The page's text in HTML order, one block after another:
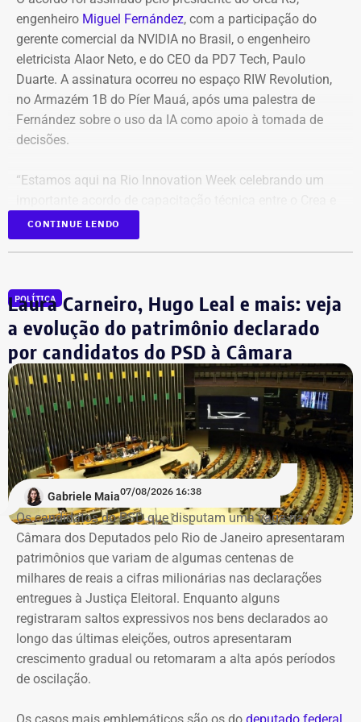
fortes ventos no Rio de Janeiro”, o clássico teve a
mudança de data para segunda (10) às 18 horas.
engenheiro Miguel Fernández, com a participação do
gerente comercial da NVIDIA no Brasil, o engenheiro
eletricista Alaor Neto, e do CEO da PD7 Tech, Paulo
Duarte. A assinatura ocorreu no espaço RIW Revolution,
no Armazém 1B do Píer Mauá, após uma palestra de
Fernández sobre o uso da IA como apoio à tomada de
decisões.
“Estamos aqui na Rio Innovation Week celebrando um
a NVIDIA, que é hoje a empresa de maior valor do mundo
e referência no desenvolvimento de tecnologia de
oferecendo cada vez mais serviços e maior qualidade aos
profissionais, tornando o Crea cada vez mais inteligente”,
ressaltou Fernández.
O presidente do Crea-RJ também destacou a atuação da
PD7 Tech na articulação da parceria.
“Ela é uma grande parceira para o desenvolvimento
tecnológico do nosso conselho e de todo o nosso setor —
engenharias, agronomia e geociências”, destacou.
O acordo foi aprovado pelo diretor da NVIDIA na América
Latina, Márcio Aguiar. A colaboração tecnológica não terá
custos para o CREA-RJ, que passará a receber consultoria
direta da empresa.
Entre as áreas previstas na parceria estão pesquisa
aplicada em Inteligência Artificial e IA Generativa,
sistemas de apoio à decisão técnica, visão
computacional e processamento de dados de sensores,
CONTINUE LENDO
POLÍTICA
Laura Carneiro, Hugo Leal e mais: veja
a evolução do patrimônio declarado
por candidatos do PSD à Câmara
Gabriele Maia07/08/2026 16:38
Os candidatos do PSD que disputam uma vaga na
Câmara dos Deputados pelo Rio de Janeiro apresentaram
patrimônios que variam de algumas centenas de
milhares de reais a cifras milionárias nas declarações
entregues à Justiça Eleitoral. Enquanto alguns
registraram saltos expressivos nos bens declarados ao
longo das últimas eleições, outros apresentaram
crescimento gradual ou retomaram a alta após períodos
de oscilação.